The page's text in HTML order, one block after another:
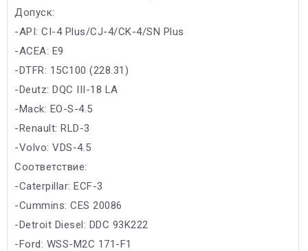
Допуск:
-API: CI-4 Plus/CJ-4/CK-4/SN Plus
-ACEA: E9
-DTFR: 15C100 (228.31)
-Deutz: DQC III-18 LA
-Mack: EO-S-4.5
-Renault: RLD-3
-Volvo: VDS-4.5
Соответствие:
-Caterpillar: ECF-3
-Cummins: CES 20086
-Detroit Diesel: DDC 93K222
-Ford: WSS-M2C 171-F1